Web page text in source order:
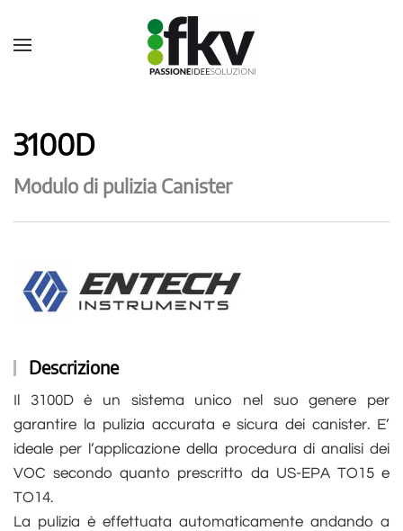
3100D
Modulo di pulizia Canister
Descrizione
Il 3100D è un sistema unico nel suo genere per
garantire la pulizia accurata e sicura dei canister. E’
ideale per l’applicazione della procedura di analisi dei
VOC secondo quanto prescritto da US-EPA TO15 e
TO14.
La pulizia è effettuata automaticamente andando a